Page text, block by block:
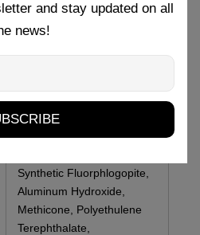
Glycol/Trimellitic Anhydride
Copolymer, Acrylates
May contain: Mica, Tin
Oxide, Calcium Aluminum
Borosilicate, Calcium
Synthetic Fluorphlogopite,
Aluminum Hydroxide,
Methicone, Polyethulene
Terephthalate,
and stay updated on all
news!